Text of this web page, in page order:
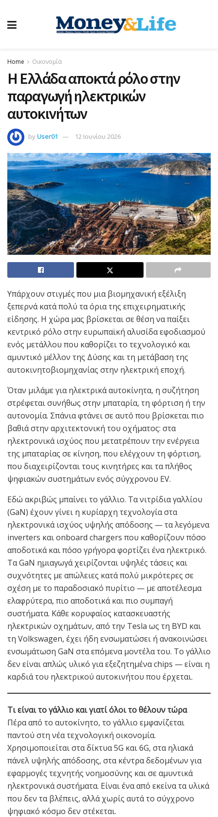
Home Οικονομία
Η Ελλάδα αποκτά ρόλο στην
παραγωγή ηλεκτρικών
αυτοκινήτων
byUser01 12 Ιουνίου 2026
Υπάρχουν στιγμές που μια βιομηχανική εξέλιξη
ξεπερνά κατά πολύ τα όρια της επιχειρηματικής
είδησης. Η χώρα μας βρίσκεται σε θέση να παίξει
κεντρικό ρόλο στην ευρωπαϊκή αλυσίδα εφοδιασμού
ενός μετάλλου που καθορίζει το τεχνολογικό και
αμυντικό μέλλον της Δύσης και τη μετάβαση της
αυτοκινητοβιομηχανίας στην ηλεκτρική εποχή.
Όταν μιλάμε για ηλεκτρικά αυτοκίνητα, η συζήτηση
στρέφεται συνήθως στην μπαταρία, τη φόρτιση ή την
αυτονομία. Σπάνια φτάνει σε αυτό που βρίσκεται πιο
βαθιά στην αρχιτεκτονική του οχήματος: στα
ηλεκτρονικά ισχύος που μετατρέπουν την ενέργεια
της μπαταρίας σε κίνηση, που ελέγχουν τη φόρτιση,
που διαχειρίζονται τους κινητήρες και τα πλήθος
ψηφιακών συστημάτων ενός σύγχρονου EV.
Εδώ ακριβώς μπαίνει το γάλλιο. Τα νιτρίδια γαλλίου
(GaN) έχουν γίνει η κυρίαρχη τεχνολογία στα
ηλεκτρονικά ισχύος υψηλής απόδοσης — τα λεγόμενα
inverters και onboard chargers που καθορίζουν πόσο
αποδοτικά και πόσο γρήγορα φορτίζει ένα ηλεκτρικό.
Τα GaN ημιαγωγά χειρίζονται υψηλές τάσεις και
συχνότητες με απώλειες κατά πολύ μικρότερες σε
σχέση με το παραδοσιακό πυρίτιο — με αποτέλεσμα
ελαφρύτερα, πιο αποδοτικά και πιο συμπαγή
συστήματα. Κάθε κορυφαίος κατασκευαστής
ηλεκτρικών οχημάτων, από την Tesla ως τη BYD και
τη Volkswagen, έχει ήδη ενσωματώσει ή ανακοινώσει
ενσωμάτωση GaN στα επόμενα μοντέλα του. Το γάλλιο
δεν είναι απλώς υλικό για εξεζητημένα chips — είναι η
καρδιά του ηλεκτρικού αυτοκινήτου που έρχεται.
Τι είναι το γάλλιο και γιατί όλοι το θέλουν τώρα
Πέρα από το αυτοκίνητο, το γάλλιο εμφανίζεται
παντού στη νέα τεχνολογική οικονομία.
Χρησιμοποιείται στα δίκτυα 5G και 6G, στα ηλιακά
πάνελ υψηλής απόδοσης, στα κέντρα δεδομένων για
εφαρμογές τεχνητής νοημοσύνης και σε αμυντικά
ηλεκτρονικά συστήματα. Είναι ένα από εκείνα τα υλικά
που δεν τα βλέπεις, αλλά χωρίς αυτά το σύγχρονο
ψηφιακό κόσμο δεν στέκεται.